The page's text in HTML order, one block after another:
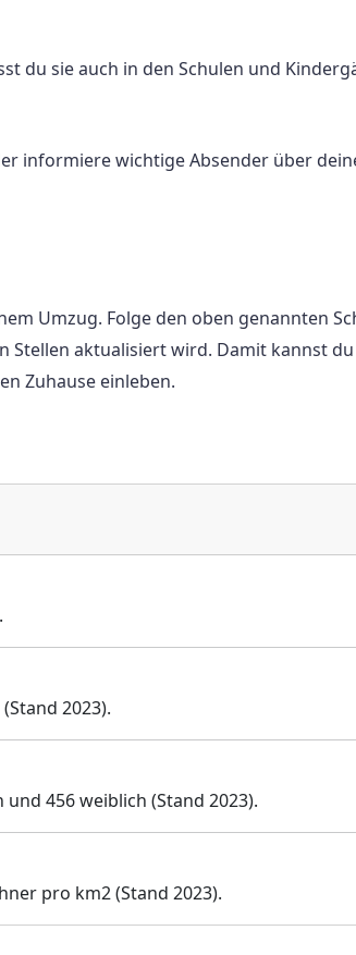
du sie auch in den Schulen und
informiere wichtige Absender über
Umzug. Folge den oben genannten
Stellen aktualisiert wird. Damit kannst du
Zuhause einleben.
2023).
456 weiblich (Stand 2023).
pro km2 (Stand 2023).